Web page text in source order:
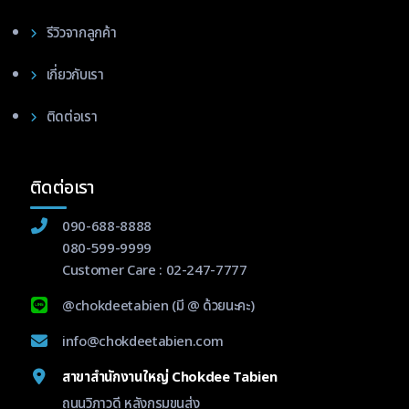
รีวิวจากลูกค้า
เกี่ยวกับเรา
ติดต่อเรา
ติดต่อเรา
090-688-8888
080-599-9999
Customer Care : 02-247-7777
@chokdeetabien (มี @ ด้วยนะคะ)
info@chokdeetabien.com
สาขาสำนักงานใหญ่ Chokdee Tabien
ถนนวิภาวดี หลังกรมขนส่ง